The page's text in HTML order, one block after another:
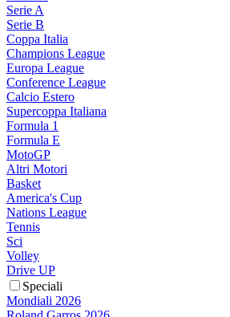
Serie A
Serie B
Coppa Italia
Champions League
Europa League
Conference League
Calcio Estero
Supercoppa Italiana
Formula 1
Formula E
MotoGP
Altri Motori
Basket
America's Cup
Nations League
Tennis
Sci
Volley
Drive UP
Speciali
Mondiali 2026